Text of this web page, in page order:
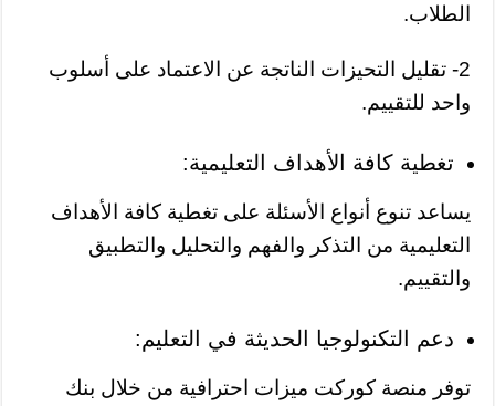
الطلاب.
2- تقليل التحيزات الناتجة عن الاعتماد على أسلوب
واحد للتقييم.
تغطية كافة الأهداف التعليمية:
يساعد تنوع أنواع الأسئلة على تغطية كافة الأهداف
التعليمية من التذكر والفهم والتحليل والتطبيق
والتقييم.
دعم التكنولوجيا الحديثة في التعليم:
توفر منصة كوركت ميزات احترافية من خلال بنك